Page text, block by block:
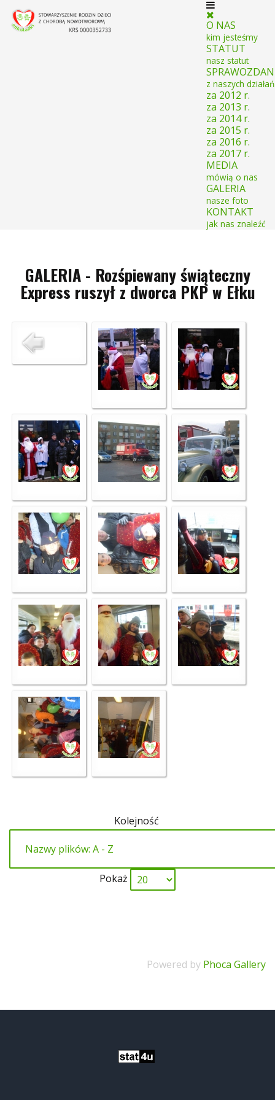
O NAS
kim jesteśmy
STATUT
nasz statut
z naszych działań
za 2012 r.
za 2013 r.
za 2014 r.
za 2015 r.
za 2016 r.
za 2017 r.
MEDIA
mówią o nas
GALERIA
nasze foto
KONTAKT
jak nas znaleźć
GALERIA - Rozśpiewany świąteczny
Express ruszył z dworca PKP w Ełku
Kolejność
Pokaż
Powered by Phoca Gallery